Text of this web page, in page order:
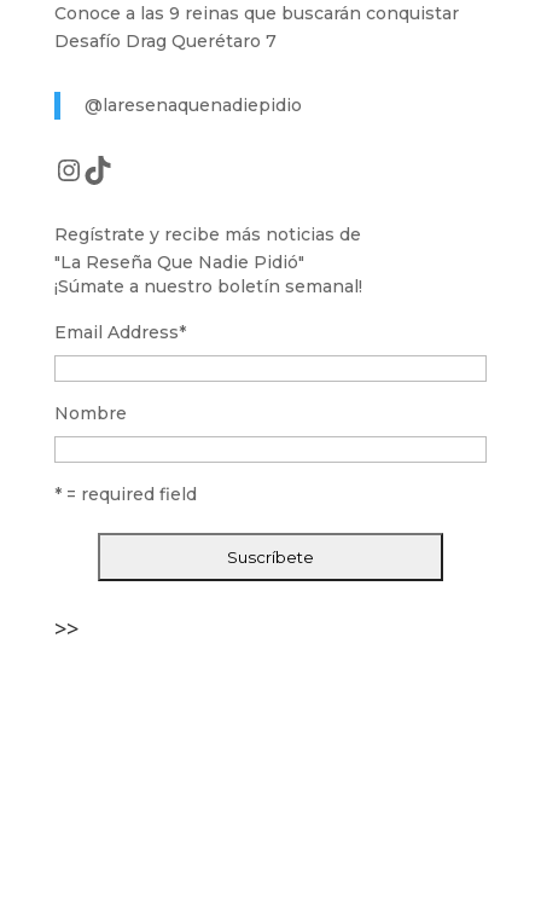
Conoce a las 9 reinas que buscarán conquistar
Desafío Drag Querétaro 7
@laresenaquenadiepidio
Instagram
TikTok
Regístrate y recibe más noticias de
"La Reseña Que Nadie Pidió"
¡Súmate a nuestro boletín semanal!
Email Address*
Nombre
* = required field
>>